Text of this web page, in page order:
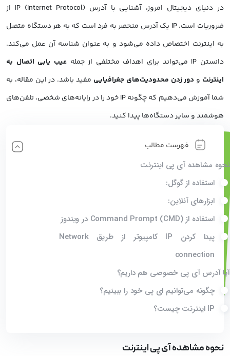
در دنیای دیجیتال امروز، آشنایی با آدرس IP (Internet Protocol) از
ضروریات است. IP یک آدرس منحصر به فرد است که به هر دستگاه متصل
به اینترنت اختصاص داده می‌شود و به عنوان شناسه آن عمل می‌کند.
دانستن IP می‌تواند برای اهداف مختلفی از جمله
عیب یابی اتصال به
اینترنت و دور زدن محدودیت‌های جغرافیایی مفید باشد. در این مقاله، به
شما آموزش می‌دهیم که چگونه IP خود را در رایانه‌های شخصی، تلفن‌های
هوشمند و سایر دستگاه‌ها پیدا کنید.
فهرست مطالب
نحوه مشاهده آی پی اینترنت
استفاده از گوگل:
ابزارهای آنلاین:
استفاده از Command Prompt (CMD) در ویندوز
پیدا کردن IP کامپیوتر از طریق Network
connection
آیا آدرس آی پی خصوصی هم داریم؟
چگونه می‌توانیم ای پی خود را ببینیم؟
IP اینترنت چیست؟
نحوه مشاهده آی پی اینترنت